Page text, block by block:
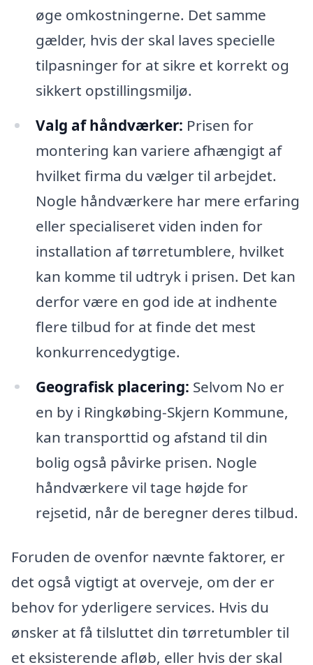
øge omkostningerne. Det samme
gælder, hvis der skal laves specielle
tilpasninger for at sikre et korrekt og
sikkert opstillingsmiljø.
Valg af håndværker: Prisen for
montering kan variere afhængigt af
hvilket firma du vælger til arbejdet.
Nogle håndværkere har mere erfaring
eller specialiseret viden inden for
installation af tørretumblere, hvilket
kan komme til udtryk i prisen. Det kan
derfor være en god ide at indhente
flere tilbud for at finde det mest
konkurrencedygtige.
Geografisk placering: Selvom No er
en by i Ringkøbing-Skjern Kommune,
kan transporttid og afstand til din
bolig også påvirke prisen. Nogle
håndværkere vil tage højde for
rejsetid, når de beregner deres tilbud.
Foruden de ovenfor nævnte faktorer, er
det også vigtigt at overveje, om der er
behov for yderligere services. Hvis du
ønsker at få tilsluttet din tørretumbler til
et eksisterende afløb, eller hvis der skal